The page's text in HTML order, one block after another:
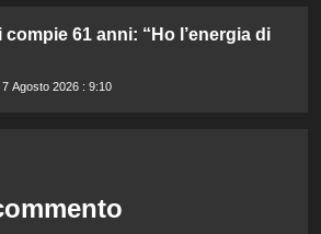
61 anni: “Ho l’energia di
7 Agosto 2026 : 9:10